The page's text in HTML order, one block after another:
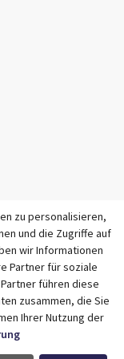
zu personalisieren,
und die Zugriffe auf
wir Informationen
Partner für soziale
führen diese
zusammen, die Sie
Ihrer Nutzung der